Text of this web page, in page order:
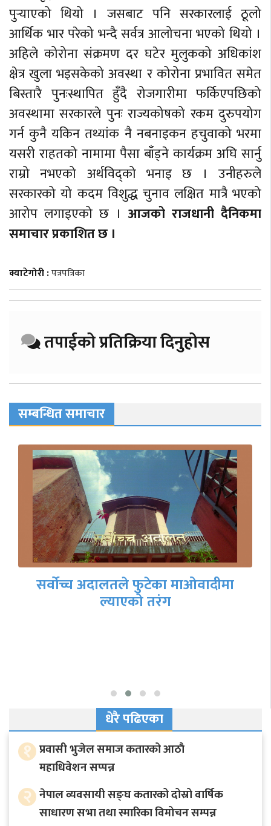
पुर्‍याएको थियो । जसबाट पनि सरकारलाई ठूलो
आर्थिक भार परेको भन्दै सर्वत्र आलोचना भएको थियो ।
अहिले कोरोना संक्रमण दर घटेर मुलुकको अधिकांश
क्षेत्र खुला भइसकेको अवस्था र कोरोना प्रभावित समेत
बिस्तारै पुनःस्थापित हुँदै रोजगारीमा फर्किएपछिको
अवस्थामा सरकारले पुनः राज्यकोषको रकम दुरुपयोग
गर्न कुनै यकिन तथ्यांक नै नबनाइकन हचुवाको भरमा
यसरी राहतको नामामा पैसा बाँड्ने कार्यक्रम अघि सार्नु
राम्रो नभएको अर्थविद्को भनाइ छ । उनीहरुले
सरकारको यो कदम विशुद्ध चुनाव लक्षित मात्रै भएको
आरोप लगाइएको छ ।आजको राजधानी दैनिकमा
समाचार प्रकाशित छ ।
क्याटेगोरी :पत्रपत्रिका
तपाईको प्रतिक्रिया दिनुहोस
सम्बन्धित समाचार
सर्वोच्च अदालतले फुटेका माओवादीमा
ल्याएको तरंग
धेरै पढिएका
१ प्रवासी भुजेल समाज कतारको आठाै
महाधिवेशन सप्पन्न
२ नेपाल व्यवसायी सङ्घ कतारको दोस्रो वार्षिक
साधारण सभा तथा स्मारिका विमोचन सम्पन्न